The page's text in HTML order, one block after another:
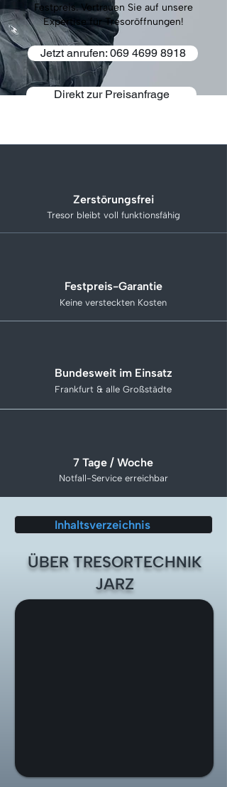
Festpreis. Vertrauen Sie auf unsere
Expertise für Tresoröffnungen!
Jetzt anrufen: 069 4699 8918
Direkt zur Preisanfrage
Zerstörungsfrei
Tresor bleibt voll funktionsfähig
Festpreis-Garantie
Keine versteckten Kosten
Bundesweit im Einsatz
Frankfurt & alle Großstädte
7 Tage / Woche
Notfall-Service erreichbar
Inhaltsverzeichnis
ÜBER TRESORTECHNIK
JARZ